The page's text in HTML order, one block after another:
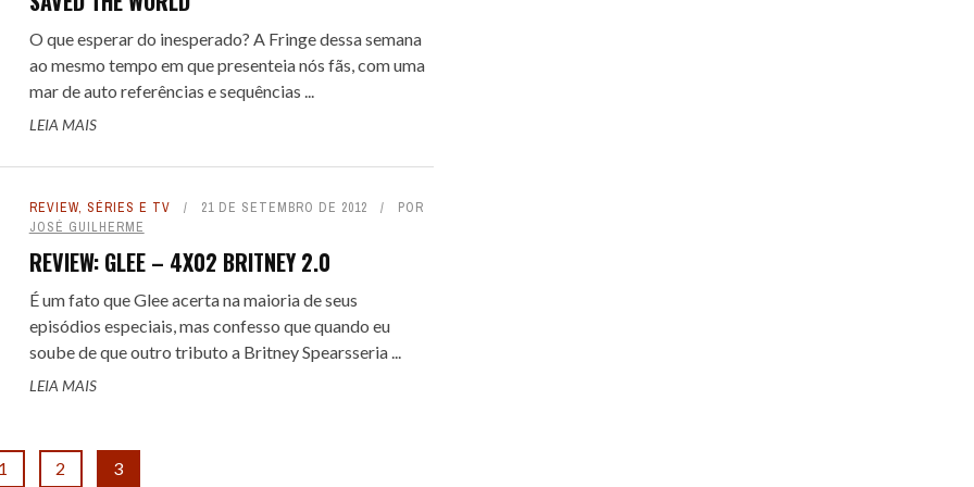
O que esperar do inesperado? A Fringe dessa semana
ao mesmo tempo em que presenteia nós fãs, com uma
mar de auto referências e sequências ...
LEIA MAIS
REVIEW, SÉRIES E TV 21 DE SETEMBRO DE 2012
POR
JOSÉ GUILHERME
REVIEW: GLEE – 4X02 BRITNEY 2.0
É um fato que Glee acerta na maioria de seus
episódios especiais, mas confesso que quando eu
soube de que outro tributo a Britney Spearsseria ...
LEIA MAIS
2 3